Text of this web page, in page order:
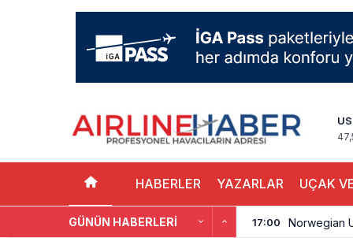
HABERLER YAZARLAR UÇAK
GÜNÜN HABERLERI 17:00 Norwegian